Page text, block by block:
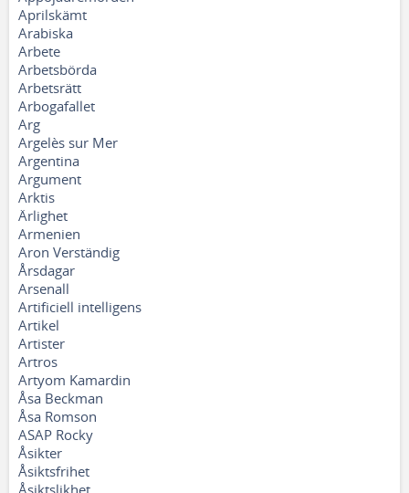
Aprilskämt
Arabiska
Arbete
Arbetsbörda
Arbetsrätt
Arbogafallet
Arg
Argelès sur Mer
Argentina
Argument
Arktis
Ärlighet
Armenien
Aron Verständig
Årsdagar
Arsenall
Artificiell intelligens
Artikel
Artister
Artros
Artyom Kamardin
Åsa Beckman
Åsa Romson
ASAP Rocky
Åsikter
Åsiktsfrihet
Åsiktslikhet